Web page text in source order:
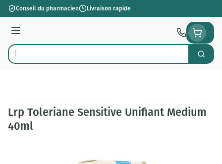
Aller au contenu
Conseil du pharmacien Livraison rapide
Menu
Rechercher
Lrp Toleriane Sensitive Unifiant Medium
40ml